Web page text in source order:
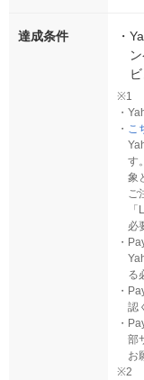
達成条件 ・
※1
・
・ こ
す
象
ご
必
・
る
・
認
・
部
お
※2